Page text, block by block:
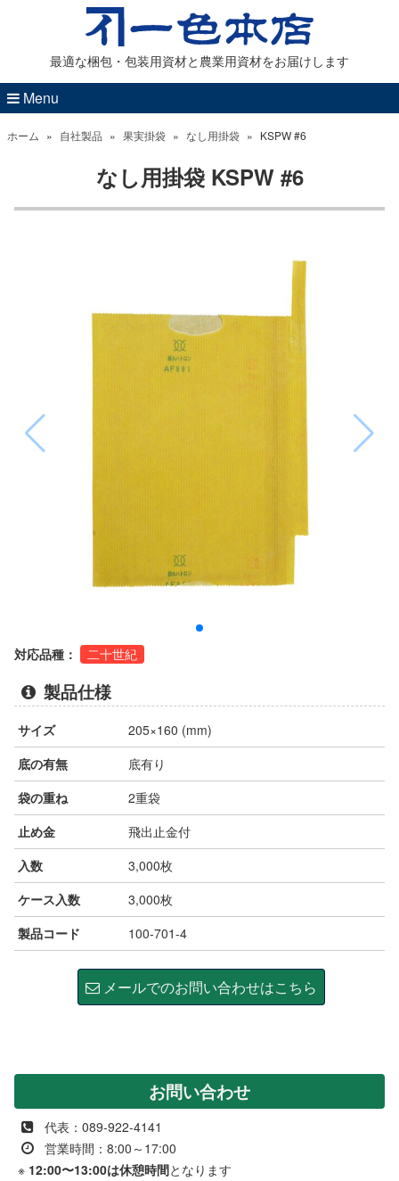
最適な梱包・包装用資材と農業用資材をお届けします
Menu
ホーム » 自社製品 » 果実掛袋 » なし用掛袋 » KSPW #6
なし用掛袋 KSPW #6
対応品種： 二十世紀
製品仕様
サイズ
205×160 (mm)
底の有無
底有り
袋の重ね
2重袋
止め金
飛出止金付
入数
3,000枚
ケース入数
3,000枚
製品コード
100-701-4
メールでのお問い合わせはこちら
お問い合わせ
代表：089-922-4141
営業時間：8:00～17:00
※ 12:00〜13:00は休憩時間となります